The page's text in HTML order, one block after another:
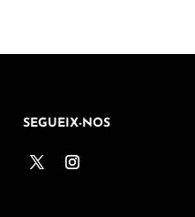
SEGUEIX-NOS